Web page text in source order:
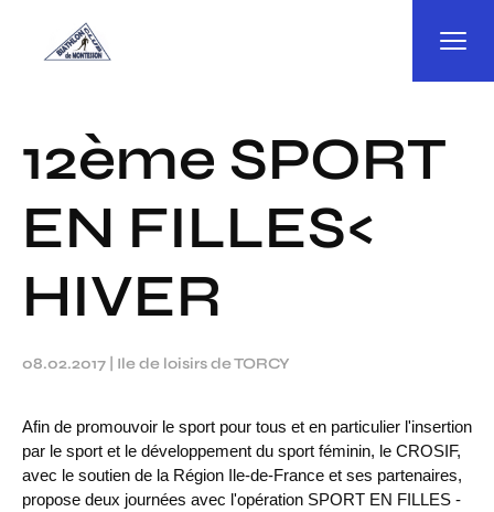
12ème SPORT
EN FILLES<
HIVER
08.02.2017 Ile de loisirs de TORCY
Afin de promouvoir le sport pour tous et en particulier l'insertion
par le sport et le développement du sport féminin, le CROSIF,
avec le soutien de la Région Ile-de-France et ses partenaires,
propose deux journées avec l'opération SPORT EN FILLES -